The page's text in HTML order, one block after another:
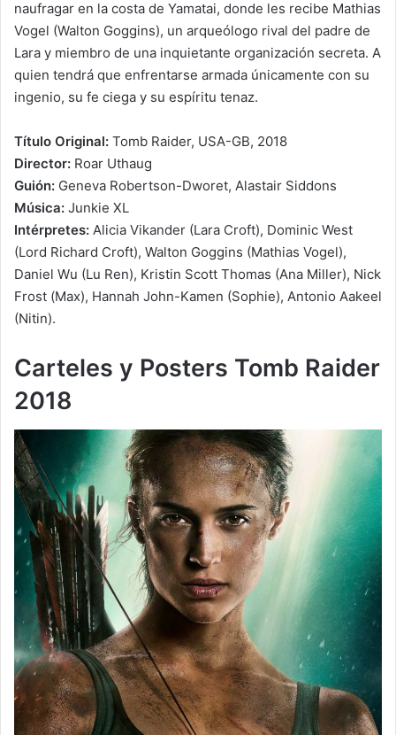
naufragar en la costa de Yamatai, donde les recibe Mathias
Vogel (Walton Goggins), un arqueólogo rival del padre de
Lara y miembro de una inquietante organización secreta. A
quien tendrá que enfrentarse armada únicamente con su
ingenio, su fe ciega y su espíritu tenaz.
Título Original: Tomb Raider, USA-GB, 2018
Director: Roar Uthaug
Guión: Geneva Robertson-Dworet, Alastair Siddons
Música: Junkie XL
Intérpretes: Alicia Vikander (Lara Croft), Dominic West
(Lord Richard Croft), Walton Goggins (Mathias Vogel),
Daniel Wu (Lu Ren), Kristin Scott Thomas (Ana Miller), Nick
Frost (Max), Hannah John-Kamen (Sophie), Antonio Aakeel
(Nitin).
Carteles y Posters Tomb Raider
2018